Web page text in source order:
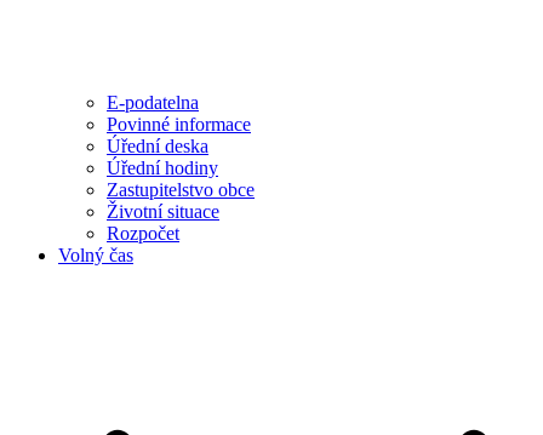
E-podatelna
Povinné informace
Úřední deska
Úřední hodiny
Zastupitelstvo obce
Životní situace
Rozpočet
Volný čas